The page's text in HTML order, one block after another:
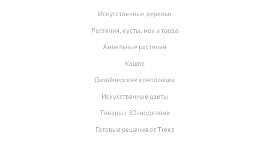
Искусственные деревья
Растения, кусты, мох и трава
Ампельные растения
Кашпо
Дизайнерские композиции
Искусственные цветы
Товары с 3D-моделями
Готовые решения от Treez